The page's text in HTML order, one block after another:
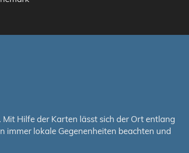
Hilfe der Karten lässt sich der Ort entlang
immer lokale Gegenenheiten beachten und